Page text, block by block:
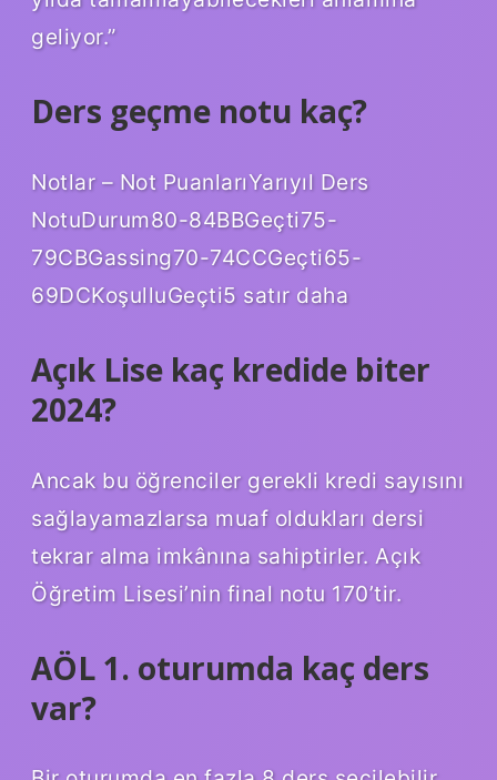
geliyor.”
Ders geçme notu kaç?
Notlar – Not PuanlarıYarıyıl Ders
NotuDurum80-84BBGeçti75-
79CBGassing70-74CCGeçti65-
69DCKoşulluGeçti5 satır daha
Açık Lise kaç kredide biter
2024?
Ancak bu öğrenciler gerekli kredi sayısını
sağlayamazlarsa muaf oldukları dersi
tekrar alma imkânına sahiptirler. Açık
Öğretim Lisesi’nin final notu 170’tir.
AÖL 1. oturumda kaç ders
var?